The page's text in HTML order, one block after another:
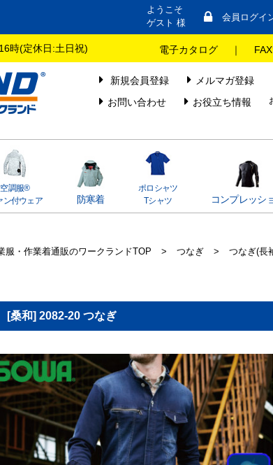
ようこそ
ゲスト 様
会員ログイ
時(定休日:土日祝) 電子カタログ ｜
新規会員登録
メルマガ登録
お問い合わせ
お役立ち情報
空調服®
ン付ウェア
防寒着
ポロシャツ
Tシャツ
コンプレッシ
服・作業着通販のワークランドTOP > つなぎ > つなぎ(長
[桑和] 2082-20 つなぎ